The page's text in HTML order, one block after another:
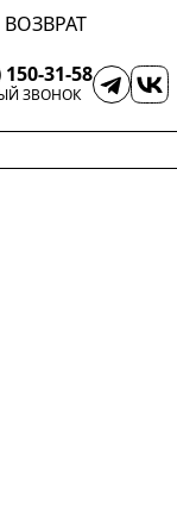
150-31-58
ЗВОНОК